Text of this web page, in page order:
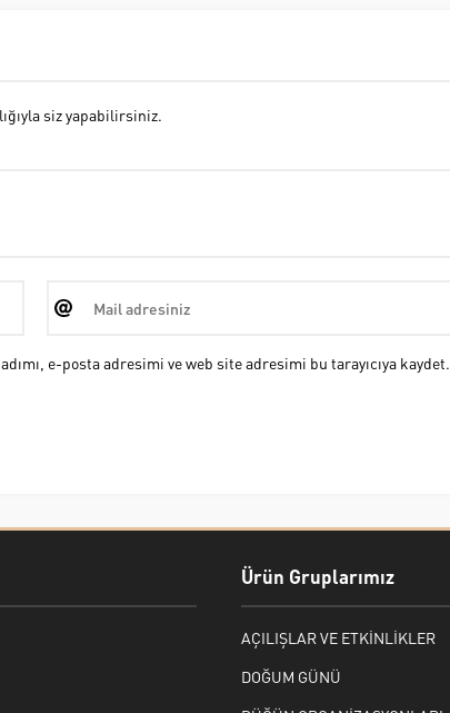
siz yapabilirsiniz.
e-posta adresimi ve web site adresimi bu tarayıcıya kaydet.
Ürün Gruplarımız
AÇILIŞLAR VE ETKİNLİKLER
DOĞUM GÜNÜ